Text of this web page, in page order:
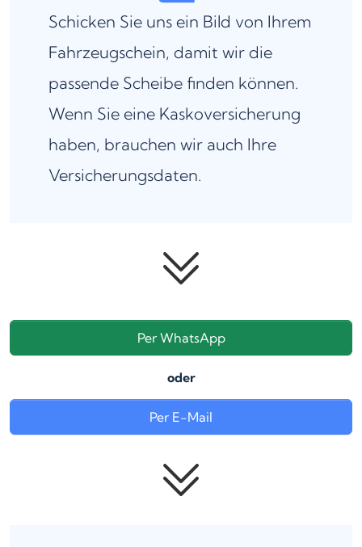
Schicken Sie uns ein Bild von Ihrem
Fahrzeugschein, damit wir die
passende Scheibe finden können.
Wenn Sie eine Kaskoversicherung
haben, brauchen wir auch Ihre
Versicherungsdaten.
Per WhatsApp
oder
Per E-Mail